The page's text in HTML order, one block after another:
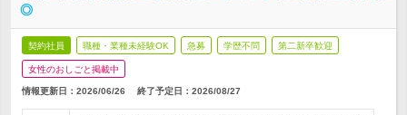
◎
契約社員 職種・業種未経験OK 急募 学歴不問 第二新卒歓迎
女性のおしごと掲載中
情報更新日：2026/06/26 終了予定日： 2026/08/27